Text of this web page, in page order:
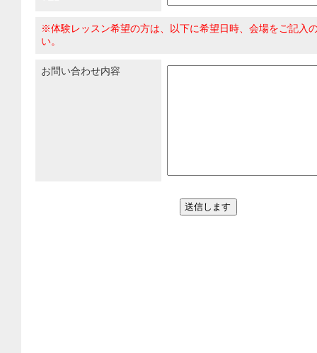
※体験レッスン希望の方は、以下に希望日時、会場をご記入
い。
お問い合わせ内容